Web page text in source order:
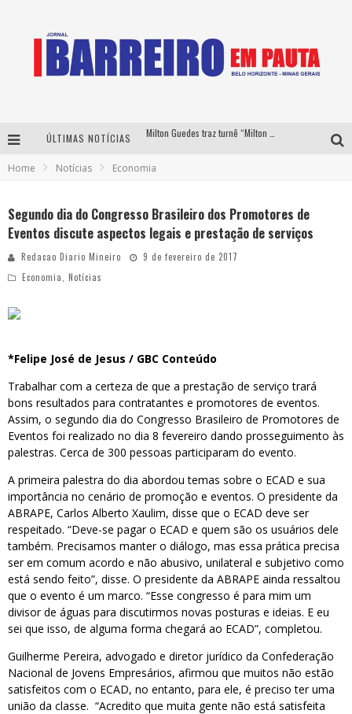
ÚLTIMAS NOTÍCIAS
Home Notícias Economia
Segundo dia do Congresso Brasileiro dos Promotores de
Eventos discute aspectos legais e prestação de serviços
Redacao Diario Mineiro
9 de fevereiro de 2017
Economia
Notícias
*Felipe José de Jesus / GBC Conteúdo
Trabalhar com a certeza de que a prestação de serviço trará
bons resultados para contratantes e promotores de eventos.
Assim, o segundo dia do Congresso Brasileiro de Promotores de
Eventos foi realizado no dia 8 fevereiro dando prosseguimento às
palestras. Cerca de 300 pessoas participaram do evento.
A primeira palestra do dia abordou temas sobre o ECAD e sua
importância no cenário de promoção e eventos. O presidente da
ABRAPE, Carlos Alberto Xaulim, disse que o ECAD deve ser
respeitado. “Deve-se pagar o ECAD e quem são os usuários dele
também. Precisamos manter o diálogo, mas essa prática precisa
ser em comum acordo e não abusivo, unilateral e subjetivo como
está sendo feito”, disse. O presidente da ABRAPE ainda ressaltou
que o evento é um marco. “Esse congresso é para mim um
divisor de águas para discutirmos novas posturas e ideias. E eu
sei que isso, de alguma forma chegará ao ECAD”, completou.
Guilherme Pereira, advogado e diretor jurídico da Confederação
Nacional de Jovens Empresários, afirmou que muitos não estão
satisfeitos com o ECAD, no entanto, para ele, é preciso ter uma
união da classe. “Acredito que muita gente não está satisfeita